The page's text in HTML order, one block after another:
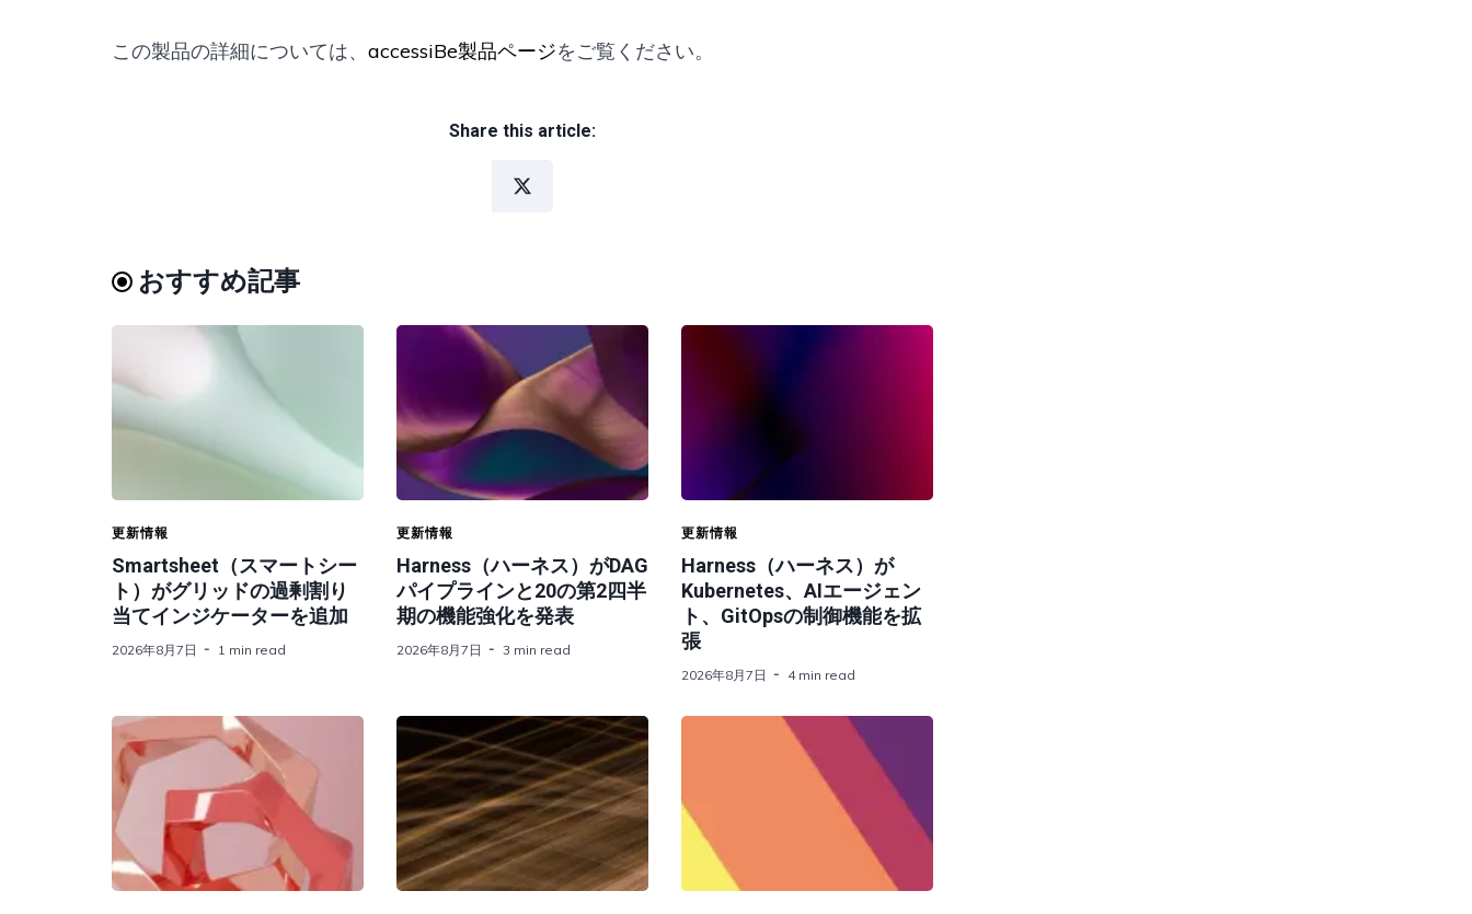
この製品の詳細については、 accessiBe製品ページをご覧ください。
Share this article:
おすすめ記事
更新情報
Smartsheet（スマートシー
ト）がグリッドの過剰割り
当てインジケーターを追加
2026年8月7日 1 min read
更新情報
Harness（ハーネス）がDAG
パイプラインと20の第2四半
期の機能強化を発表
2026年8月7日 3 min read
更新情報
Harness（ハーネス）が
Kubernetes、AIエージェン
ト、GitOpsの制御機能を拡
張
2026年8月7日 4 min read